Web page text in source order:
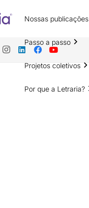
Nossas publicações
Passo a passo
Projetos coletivos
Por que a Letraria?